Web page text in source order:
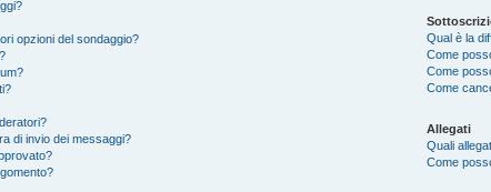
opzioni del sondaggio?
di invio dei messaggi?
Qual è la
Come
Come
Come
Allegati
Quali
Come